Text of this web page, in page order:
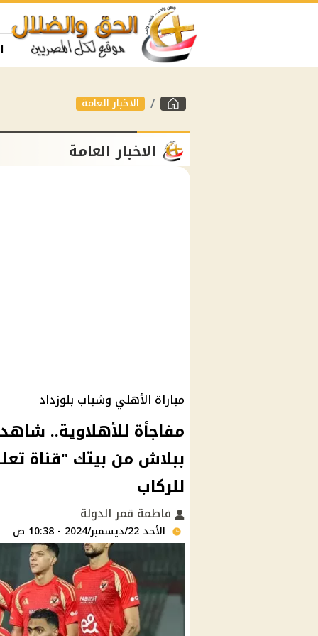
الاخبار العامة
الاخبار العامة
مباراة الأهلي وشباب بلوزداد
مفاجأة للأهلاوية..
ببلاش من بيتك "قناة
للركاب
فاطمة قمر الدولة
الأحد 22/ديسمبر/2024 - 10:38 ص